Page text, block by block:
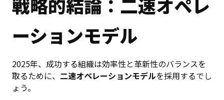
ーションモデル
2025年、成功する組織は効率性と革新性のバランスを
取るために、 二速オペレーションモデルを採用するでし
ょう。